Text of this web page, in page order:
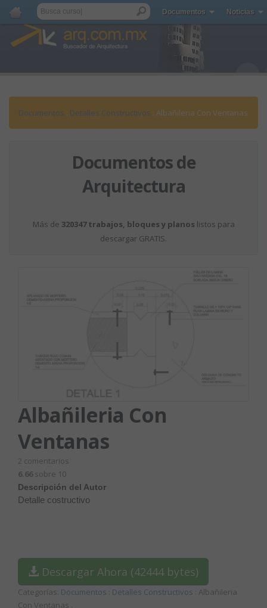
Documentos Noticias
Documentos : Detalles Constructivos : Albañileria Con Ventanas
Documentos de
Arquitectura
Más de 320347 trabajos, bloques y planos listos para
descargar GRATIS.
Albañileria Con
Ventanas
2 comentarios
6.66sobre 10
Descripción del Autor
Detalle costructivo
Descargar Ahora (42444 bytes)
Categorías: Documentos Detalles Constructivos : Albañileria
Con Ventanas